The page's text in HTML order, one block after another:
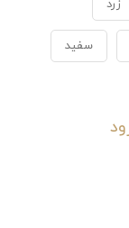
زرد
سفید